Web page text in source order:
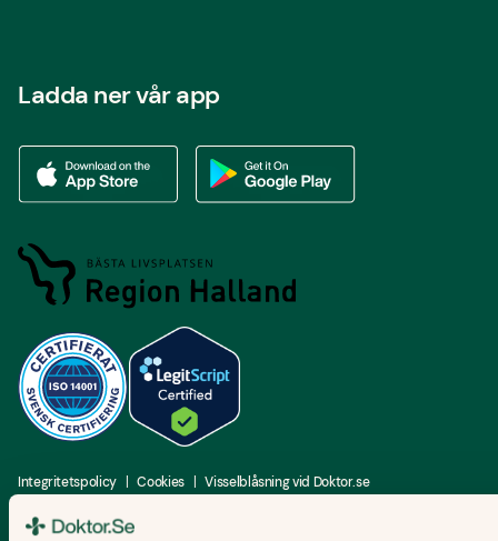
Ladda ner vår app
Integritetspolicy Cookies
Visselblåsning vid Doktor.se
Copyright ©
2026